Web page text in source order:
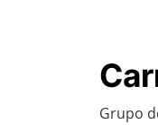
Grupo